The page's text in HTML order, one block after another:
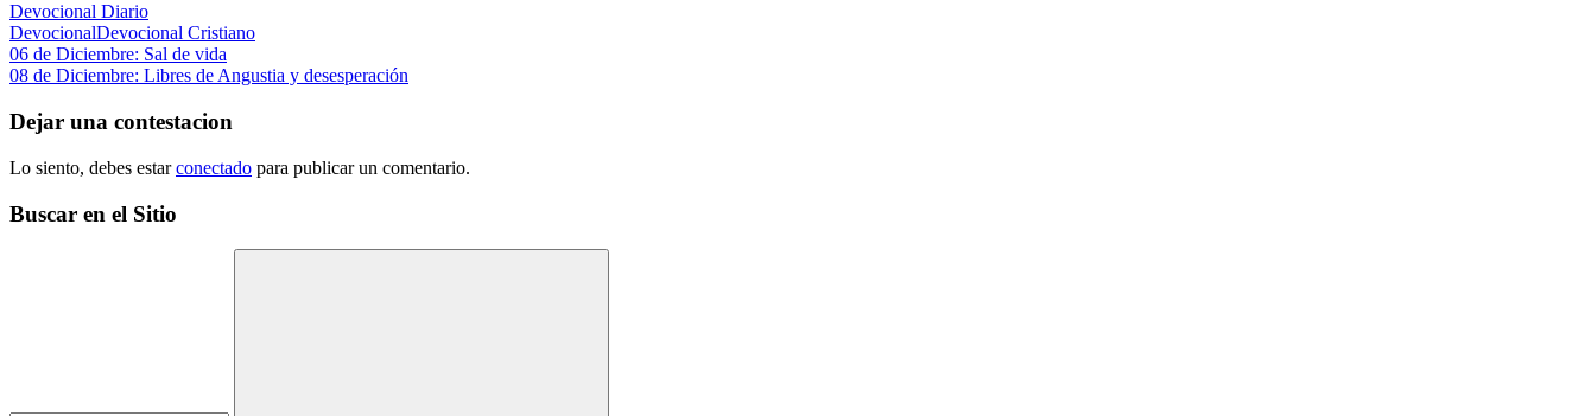
Devocional Diario
DevocionalDevocional Cristiano
Navegación
de
entradas
Entrada
anterior:
06 de Diciembre: Sal de vida
Siguiente
08 de Diciembre: Libres de Angustia y desesperación
Dejar una contestacion
Lo siento, debes estarconectado para publicar un comentario.
Buscar en el Sitio